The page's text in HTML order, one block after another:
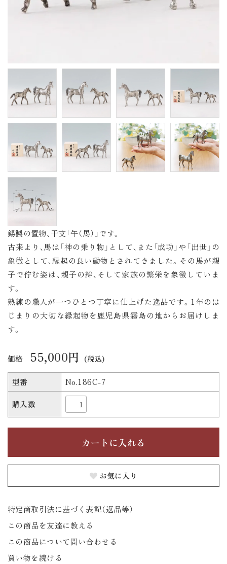
錫製の置物、干支「午（馬）」です。
古来より、馬は「神の乗り物」として、また「成功」や「出世」の
象徴として、縁起の良い動物とされてきました。その馬が親
子で佇む姿は、親子の絆、そして家族の繁栄を象徴していま
す。
熟練の職人が一つひとつ丁寧に仕上げた逸品です。1年のは
じまりの大切な縁起物を鹿児島県霧島の地からお届けしま
す。
価格 55,000円 (税込)
型番 No.186C-7
購入数
お気に入り
特定商取引法に基づく表記（返品等）
この商品を友達に教える
この商品について問い合わせる
買い物を続ける